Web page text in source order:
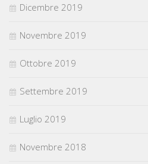
Dicembre 2019
Novembre 2019
Ottobre 2019
Settembre 2019
Luglio 2019
Novembre 2018